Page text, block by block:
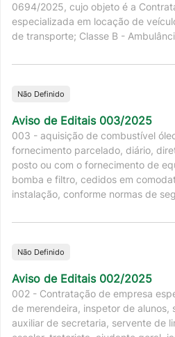
0694/2025, cujo objeto é a
especializada em locação de
de transporte; Classe B -
Não Definido
Aviso de Editais 003/2025
003 - aquisição de combustível
fornecimento parcelado, diário,
posto ou com o fornecimento de
bomba e filtro, cedidos em
instalação, conforme normas de
Não Definido
Aviso de Editais 002/2025
002 - Contratação de empresa
de merendeira, inspetor de alunos,
auxiliar de secretaria, servente de